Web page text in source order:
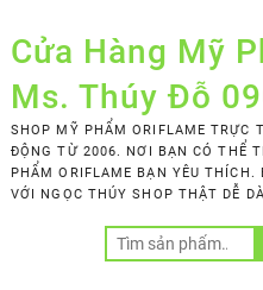
to
content
Cửa Hàng Mỹ
Ms. Thúy Đỗ
SHOP MỸ PHẨM ORIFLAME TRỰC
ĐỘNG TỪ 2006. NƠI BẠN CÓ THỂ
PHẨM ORIFLAME BẠN YÊU
VỚI NGỌC THÚY SHOP THẬT DỄ